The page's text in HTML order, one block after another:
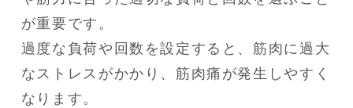
が重要です。
過度な負荷や回数を設定すると、筋肉に過大
なストレスがかかり、筋肉痛が発生しやすく
なります。